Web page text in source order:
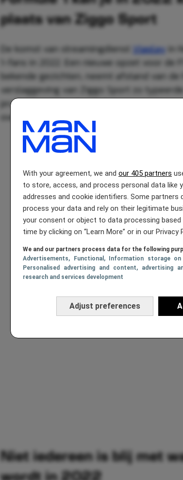
With your agreement, we and our 405 partners
to store, access, and process personal data like
addresses and cookie identifiers. Some
process your data and rely on their legitimate
your consent or object to data processing
time by clicking on “Learn More” or in our
We and our partners process data for the following
Advertisements, Functional , Information storage on
Personalised advertising and content, advertising
research and services development
Adjust preferences
plaats van Ziggo Sport
De komst van streamingdienst Viaplay in
1-fans in 2022. Een nieuwe opzet voor de
bekende gezichten, neemt afstand van de
verslaggeving van Ziggo Sport zo
professionelere en volwassenere regie
overname van de uitzendrechten.
Niet iedereen is blij met
wordt in 2022